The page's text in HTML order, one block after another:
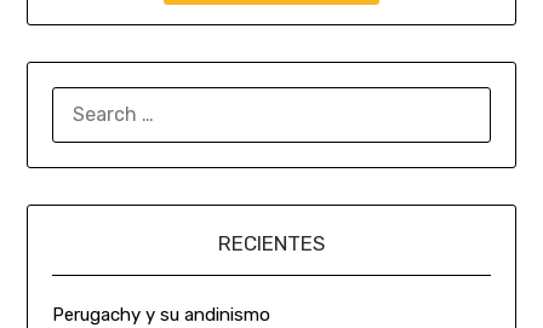
RECIENTES
Perugachy y su andinismo